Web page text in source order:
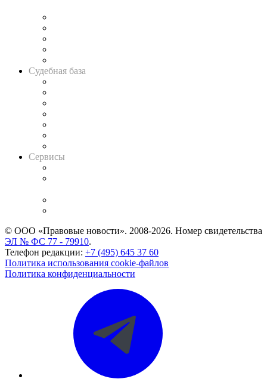
Судебная база
Сервисы
© ООО «Правовые новости». 2008-2026. Номер свидетельства
ЭЛ № ФС 77 - 79910.
Телефон редакции: +7 (495) 645 37 60
Политика использования cookie-файлов
Политика конфиденциальности